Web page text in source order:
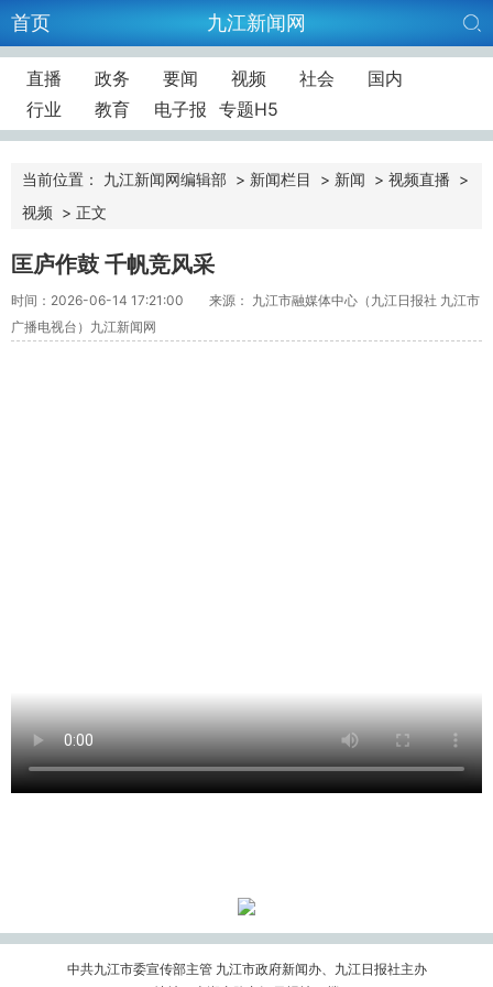
首页 九江新闻网
直播 政务 要闻 视频 社会
国内
行业
教育 电子报 专题H5
当前位置： 九江新闻网编辑部 > 新闻栏目 > 新闻 > 视频直播 >
视频 > 正文
匡庐作鼓 千帆竞风采
时间：2026-06-14 17:21:00
来源： 九江市融媒体中心（九江日报社 九江市
广播电视台）九江新闻网
中共九江市委宣传部主管 九江市政府新闻办、九江日报社主办